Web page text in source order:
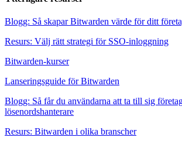
Blogg: Så skapar Bitwarden värde för ditt
Resurs: Välj rätt strategi för SSO-inloggning
Bitwarden-kurser
Lanseringsguide för Bitwarden
Blogg: Så får du användarna att ta till sig
lösenordshanterare
Resurs: Bitwarden i olika branscher